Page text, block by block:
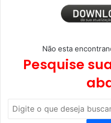
Não esta
Pesquise